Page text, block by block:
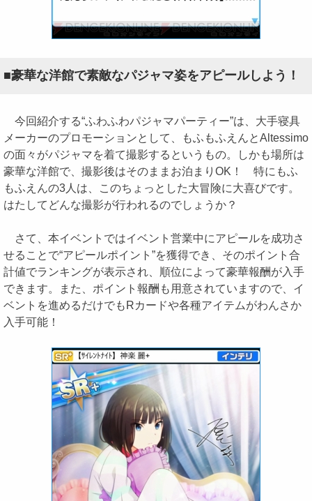
■豪華な洋館で素敵なパジャマ姿をアピールしよう！
今回紹介する“ふわふわパジャマパーティー”は、大手寝具
メーカーのプロモーションとして、もふもふえんとAltessimo
の面々がパジャマを着て撮影するというもの。しかも場所は
豪華な洋館で、撮影後はそのままお泊まりOK！ 特にもふ
もふえんの3人は、このちょっとした大冒険に大喜びです。
はたしてどんな撮影が行われるのでしょうか？
さて、本イベントではイベント営業中にアピールを成功さ
せることで“アピールポイント”を獲得でき、そのポイント合
計値でランキングが表示され、順位によって豪華報酬が入手
できます。また、ポイント報酬も用意されていますので、イ
ベントを進めるだけでもRカードや各種アイテムがわんさか
入手可能！